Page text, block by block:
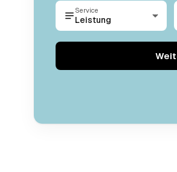
Service
Leistung